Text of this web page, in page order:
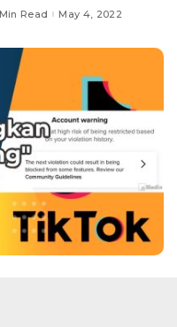
Read May 4, 2022